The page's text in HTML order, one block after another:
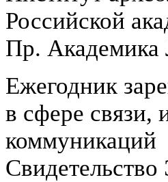
Российской
Пр. Академика
Ежегодник
в сфере
коммуникаций